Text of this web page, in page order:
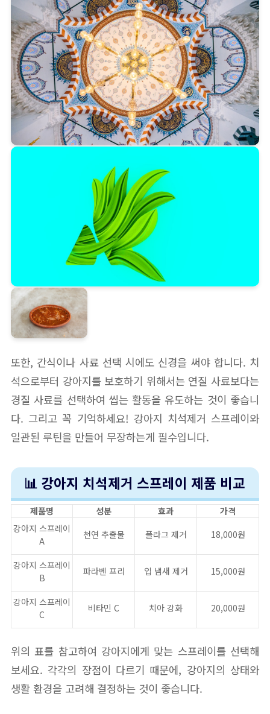
또한, 간식이나 사료 선택 시에도 신경을 써야 합니다. 치
석으로부터 강아지를 보호하기 위해서는 연질 사료보다는
경질 사료를 선택하여 씹는 활동을 유도하는 것이 좋습니
다. 그리고 꼭 기억하세요! 강아지 치석제거 스프레이와
일관된 루틴을 만들어 무장하는게 필수입니다.
📊 강아지 치석제거 스프레이 제품 비교
제품명 성분 효과
가격
강아지 스프레이
A
천연 추출물 플라그 제거 18,000원
강아지 스프레이
B
파라벤 프리 입 냄새 제거 15,000원
강아지 스프레이
C
비타민 C 치아 강화 20,000원
위의 표를 참고하여 강아지에게 맞는 스프레이를 선택해
보세요. 각각의 장점이 다르기 때문에, 강아지의 상태와
생활 환경을 고려해 결정하는 것이 좋습니다.